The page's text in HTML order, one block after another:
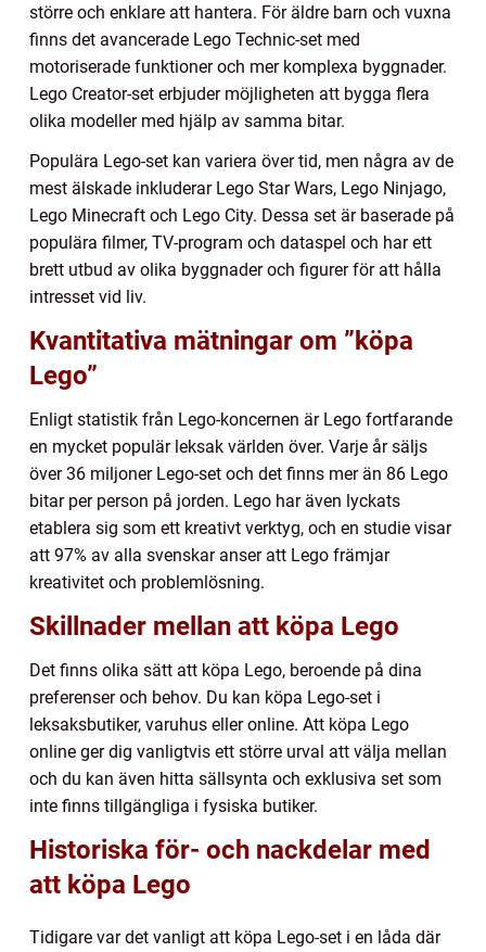
större och enklare att hantera. För äldre barn och vuxna
finns det avancerade Lego Technic-set med
motoriserade funktioner och mer komplexa byggnader.
Lego Creator-set erbjuder möjligheten att bygga flera
olika modeller med hjälp av samma bitar.
Populära Lego-set kan variera över tid, men några av de
mest älskade inkluderar Lego Star Wars, Lego Ninjago,
Lego Minecraft och Lego City. Dessa set är baserade på
populära filmer, TV-program och dataspel och har ett
brett utbud av olika byggnader och figurer för att hålla
intresset vid liv.
Kvantitativa mätningar om ”köpa
Lego”
Enligt statistik från Lego-koncernen är Lego fortfarande
en mycket populär leksak världen över. Varje år säljs
över 36 miljoner Lego-set och det finns mer än 86 Lego
bitar per person på jorden. Lego har även lyckats
etablera sig som ett kreativt verktyg, och en studie visar
att 97% av alla svenskar anser att Lego främjar
kreativitet och problemlösning.
Skillnader mellan att köpa Lego
Det finns olika sätt att köpa Lego, beroende på dina
preferenser och behov. Du kan köpa Lego-set i
leksaksbutiker, varuhus eller online. Att köpa Lego
online ger dig vanligtvis ett större urval att välja mellan
och du kan även hitta sällsynta och exklusiva set som
inte finns tillgängliga i fysiska butiker.
Historiska för- och nackdelar med
att köpa Lego
Tidigare var det vanligt att köpa Lego-set i en låda där